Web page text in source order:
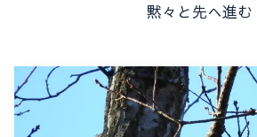
黙々と先へ進む